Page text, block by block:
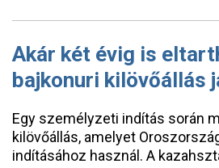
Akár két évig is
bajkonuri kilövőállás
Egy személyzeti indítás során
kilövőállás, amelyet
indításához használ. A